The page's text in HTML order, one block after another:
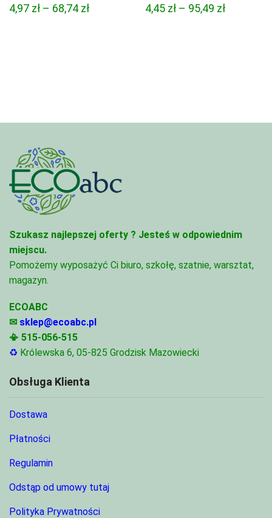
4,97 zł – 68,74 złZakres
4,45 zł – 95,49 złZakres
Szukasz najlepszej oferty ? Jesteś w odpowiednim
miejscu.
Pomożemy wyposażyć Ci biuro, szkołę, szatnie, warsztat,
magazyn.
ECOABC
✉ sklep@ecoabc.pl
📳 515-056-515
♻ Królewska 6, 05-825 Grodzisk Mazowiecki
Obsługa Klienta
Dostawa
Płatności
Regulamin
Odstąp od umowy tutaj
Polityka Prywatności